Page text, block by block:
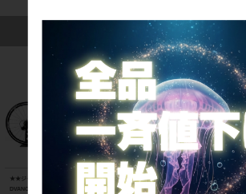
この商品を見た人は、こんな商品にも興味
★★ジャイアント GIANT LIV ENVIE A
DVANCED 2 2016年モデル カーボン
★★アンカー ANCHOR RL8D 105 202
1年モデル カーボン ロードバイク 480